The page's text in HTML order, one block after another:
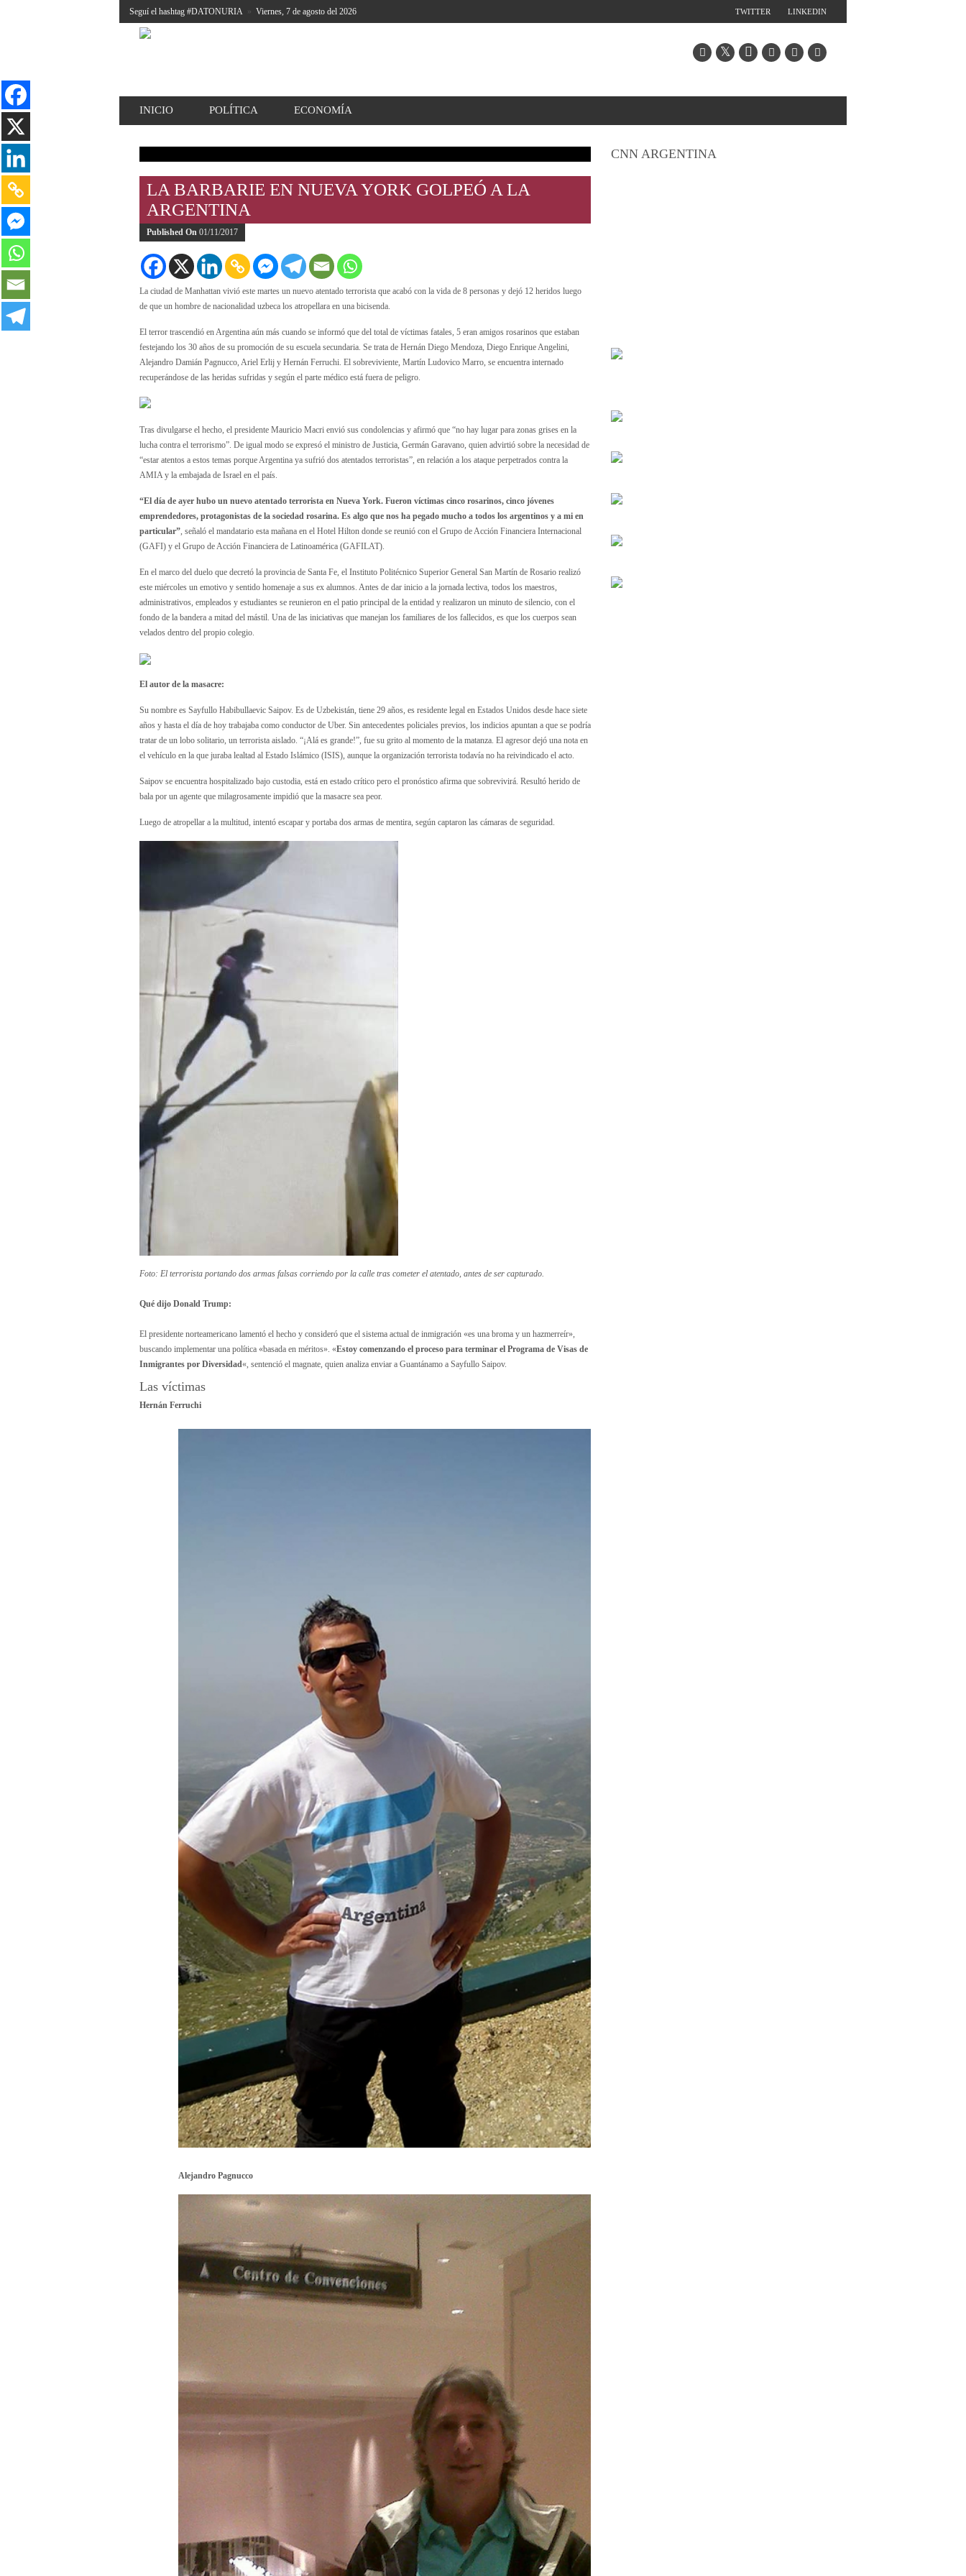
Seguí el hashtag #DATONURIA » Viernes, 7 de agosto del 2026 LINKEDIN
TWITTER
INICIO POLÍTICA ECONOMÍA
LA BARBARIE EN NUEVA YORK GOLPEÓ A LA
ARGENTINA
Published On 01/11/2017
La ciudad de Manhattan vivió este martes un nuevo atentado terrorista que acabó con la vida de 8 personas y dejó 12 heridos luego
de que un hombre de nacionalidad uzbeca los atropellara en una bicisenda.
El terror trascendió en Argentina aún más cuando se informó que del total de víctimas fatales, 5 eran amigos rosarinos que estaban
festejando los 30 años de su promoción de su escuela secundaria. Se trata de Hernán Diego Mendoza, Diego Enrique Angelini,
Alejandro Damián Pagnucco, Ariel Erlij y Hernán Ferruchi. El sobreviviente, Martín Ludovico Marro, se encuentra internado
recuperándose de las heridas sufridas y según el parte médico está fuera de peligro.
Tras divulgarse el hecho, el presidente Mauricio Macri envió sus condolencias y afirmó que “no hay lugar para zonas grises en la
lucha contra el terrorismo”. De igual modo se expresó el ministro de Justicia, Germán Garavano, quien advirtió sobre la necesidad de
“estar atentos a estos temas porque Argentina ya sufrió dos atentados terroristas”, en relación a los ataque perpetrados contra la
AMIA y la embajada de Israel en el país.
“El día de ayer hubo un nuevo atentado terrorista en Nueva York. Fueron víctimas cinco rosarinos, cinco jóvenes
emprendedores, protagonistas de la sociedad rosarina. Es algo que nos ha pegado mucho a todos los argentinos y a mi en
particular” , señaló el mandatario esta mañana en el Hotel Hilton donde se reunió con el Grupo de Acción Financiera Internacional
(GAFI) y el Grupo de Acción Financiera de Latinoamérica (GAFILAT).
En el marco del duelo que decretó la provincia de Santa Fe, el Instituto Politécnico Superior General San Martín de Rosario realizó
este miércoles un emotivo y sentido homenaje a sus ex alumnos. Antes de dar inicio a la jornada lectiva, todos los maestros,
administrativos, empleados y estudiantes se reunieron en el patio principal de la entidad y realizaron un minuto de silencio, con el
fondo de la bandera a mitad del mástil. Una de las iniciativas que manejan los familiares de los fallecidos, es que los cuerpos sean
velados dentro del propio colegio.
El autor de la masacre:
Su nombre es Sayfullo Habibullaevic Saipov. Es de Uzbekistán, tiene 29 años, es residente legal en Estados Unidos desde hace siete
años y hasta el día de hoy trabajaba como conductor de Uber. Sin antecedentes policiales previos, los indicios apuntan a que se podría
tratar de un lobo solitario, un terrorista aislado. “¡Alá es grande!”, fue su grito al momento de la matanza. El agresor dejó una nota en
el vehículo en la que juraba lealtad al Estado Islámico (ISIS), aunque la organización terrorista todavía no ha reivindicado el acto.
Saipov se encuentra hospitalizado bajo custodia, está en estado crítico pero el pronóstico afirma que sobrevivirá. Resultó herido de
bala por un agente que milagrosamente impidió que la masacre sea peor.
Luego de atropellar a la multitud, intentó escapar y portaba dos armas de mentira, según captaron las cámaras de seguridad.
Foto: El terrorista portando dos armas falsas corriendo por la calle tras cometer el atentado, antes de ser capturado.
Qué dijo Donald Trump:
El presidente norteamericano lamentó el hecho y consideró que el sistema actual de inmigración «es una broma y un hazmerreír»,
buscando implementar una política «basada en méritos». «Estoy comenzando el proceso para terminar el Programa de Visas de
Inmigrantes por Diversidad«, sentenció el magnate, quien analiza enviar a Guantánamo a Sayfullo Saipov.
Las víctimas
Hernán Ferruchi
Alejandro Pagnucco
CNN ARGENTINA